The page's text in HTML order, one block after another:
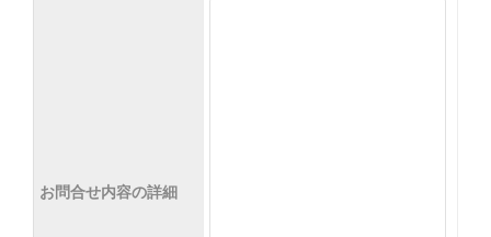
お問合せ内容の詳細